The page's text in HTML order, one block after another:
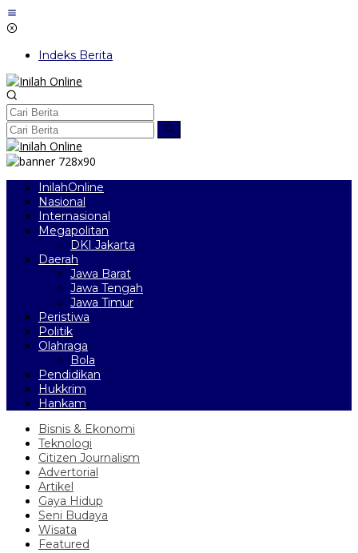
Lewati
ke
Indeks Berita
InilahOnline
Nasional
Internasional
Megapolitan
DKI Jakarta
Daerah
Jawa Barat
Jawa Tengah
Jawa Timur
Peristiwa
Politik
Olahraga
Bola
Pendidikan
Hukkrim
Hankam
Bisnis & Ekonomi
Teknologi
Citizen Journalism
Advertorial
Artikel
Gaya Hidup
Seni Budaya
Wisata
Featured